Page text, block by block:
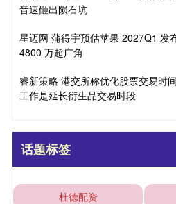
音速砸出陨石坑
星迈网 蒲得宇预估苹果 2027Q1 发
4800 万超广角
睿新策略 港交所称优化股票交易时
工作是延长衍生品交易时段
话题标签
杜德配资